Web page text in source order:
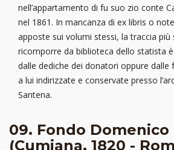
nell’appartamento di fu suo zio conte
nel 1861. In mancanza di ex libris o
apposte sui volumi stessi, la traccia più
ricomporre da biblioteca dello statista
dalle dediche dei donatori oppure dalle
a lui indirizzate e conservate presso
Santena.
09. Fondo
(Cumiana, 1820 -